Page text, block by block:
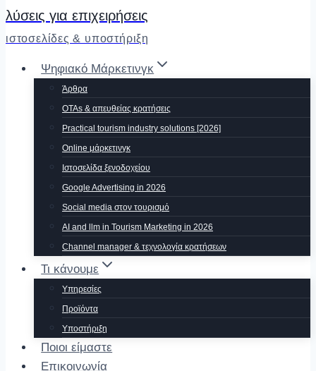
λύσεις για επιχειρήσεις
ιστοσελίδες & υποστήριξη
Ψηφιακό Μάρκετινγκ
Άρθρα
OTAs & απευθείας κρατήσεις
Practical tourism industry solutions [2026]
Οnline μάρκετινγκ
Ιστοσελίδα ξενοδοχείου
Google Advertising in 2026
Social media στον τουρισμό
AI and llm in Tourism Marketing in 2026
Channel manager & τεχνολογία κρατήσεων
Τι κάνουμε
Υπηρεσίες
Προϊόντα
Υποστήριξη
Ποιοι είμαστε
Επικοινωνία